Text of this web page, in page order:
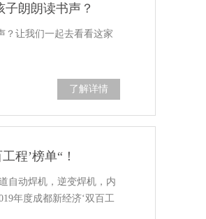
朗朗读书声？
？让我们一起去看看这家
了解详情
程’榜单“！
自动焊机，逆变焊机，内
年度成都新经济‘双百工